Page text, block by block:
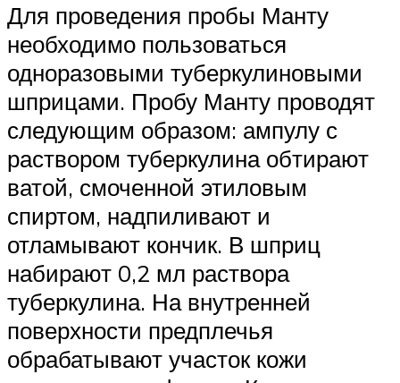
Для проведения пробы Манту
необходимо пользоваться
одноразовыми туберкулиновыми
шприцами. Пробу Манту проводят
следующим образом: ампулу с
раствором туберкулина обтирают
ватой, смоченной этиловым
спиртом, надпиливают и
отламывают кончик. В шприц
набирают 0,2 мл раствора
туберкулина. На внутренней
поверхности предплечья
обрабатывают участок кожи